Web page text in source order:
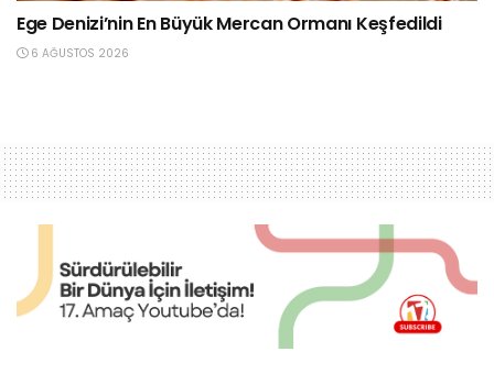
Ege Denizi’nin En Büyük Mercan Ormanı Keşfedildi
6 AĞUSTOS 2026